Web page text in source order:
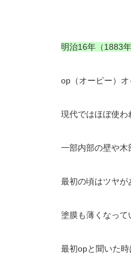
明治16年（1883
op（オーピー）
現代ではほぼ使わ
一部内部の壁や木
最初の頃はツヤが
塗膜も薄くなって
最初opと聞いた